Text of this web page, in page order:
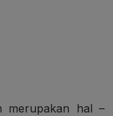
merupakan hal –